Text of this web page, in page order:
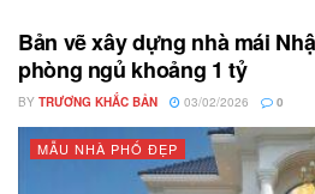
Bản vẽ xây dựng nhà mái
phòng ngủ khoảng 1 tỷ
BY TRƯƠNG KHẮC BẢN 03/02/2026 0
MẪU NHÀ PHỐ ĐẸP